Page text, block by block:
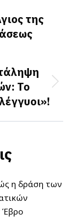
της
Το
η δράση των
Έβρο